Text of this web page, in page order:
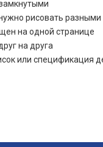
рисовать
на одной странице
на друга
или спецификация